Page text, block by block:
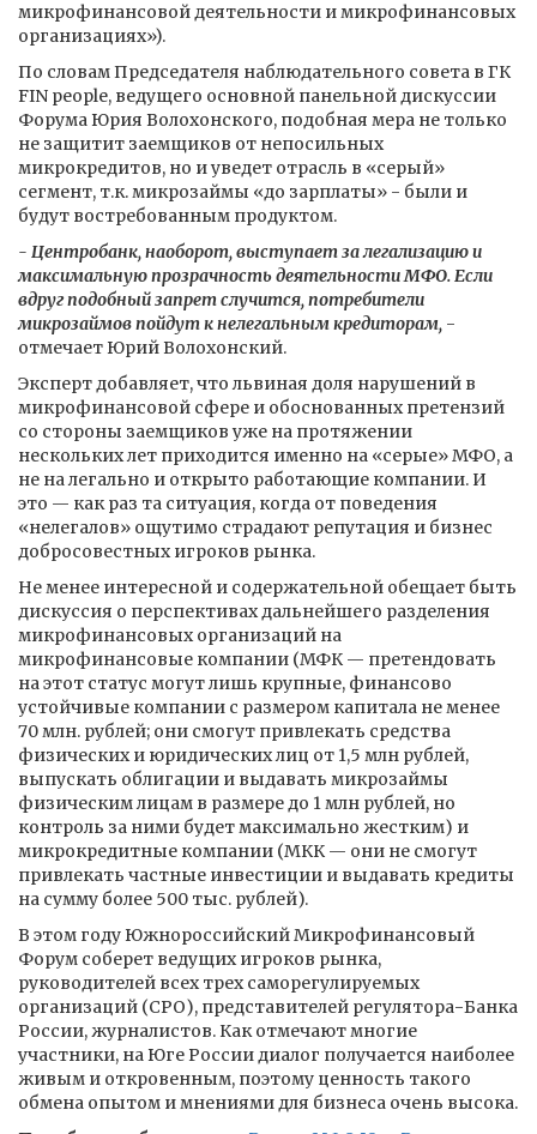
микрофинансовой деятельности и микрофинансовых
организациях»).
По словам Председателя наблюдательного совета в ГК
FIN people, ведущего основной панельной дискуссии
Форума Юрия Волохонского, подобная мера не только
не защитит заемщиков от непосильных
микрокредитов, но и уведет отрасль в «серый»
сегмент, т.к. микрозаймы «до зарплаты» - были и
будут востребованным продуктом.
- Центробанк, наоборот, выступает за легализацию и
максимальную прозрачность деятельности МФО. Если
вдруг подобный запрет случится, потребители
микрозаймов пойдут к нелегальным кредиторам, -
отмечает Юрий Волохонский.
Эксперт добавляет, что львиная доля нарушений в
микрофинансовой сфере и обоснованных претензий
со стороны заемщиков уже на протяжении
нескольких лет приходится именно на «серые» МФО, а
не на легально и открыто работающие компании. И
это — как раз та ситуация, когда от поведения
«нелегалов» ощутимо страдают репутация и бизнес
добросовестных игроков рынка.
Не менее интересной и содержательной обещает быть
дискуссия о перспективах дальнейшего разделения
микрофинансовых организаций на
микрофинансовые компании (МФК — претендовать
на этот статус могут лишь крупные, финансово
устойчивые компании с размером капитала не менее
70 млн. рублей; они смогут привлекать средства
физических и юридических лиц от 1,5 млн рублей,
выпускать облигации и выдавать микрозаймы
физическим лицам в размере до 1 млн рублей, но
контроль за ними будет максимально жестким) и
микрокредитные компании (МКК — они не смогут
привлекать частные инвестиции и выдавать кредиты
на сумму более 500 тыс. рублей).
В этом году Южнороссийский Микрофинансовый
Форум соберет ведущих игроков рынка,
руководителей всех трех саморегулируемых
организаций (СРО), представителей регулятора-Банка
России, журналистов. Как отмечают многие
участники, на Юге России диалог получается наиболее
живым и откровенным, поэтому ценность такого
обмена опытом и мнениями для бизнеса очень высока.